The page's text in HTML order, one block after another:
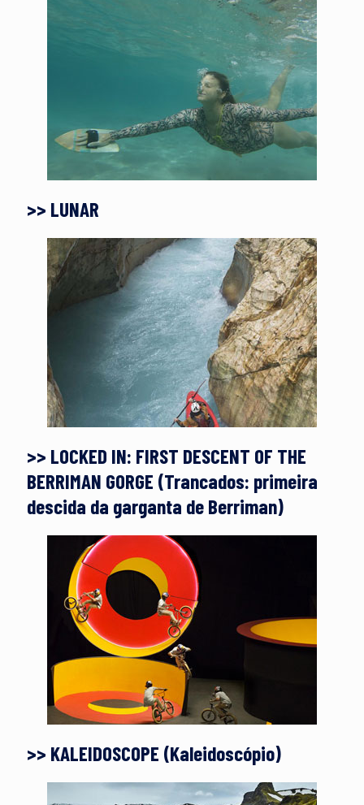
>> LUNAR
>> LOCKED IN: FIRST DESCENT OF THE
BERRIMAN GORGE (Trancados: primeira
descida da garganta de Berriman)
>> KALEIDOSCOPE (Kaleidoscópio)